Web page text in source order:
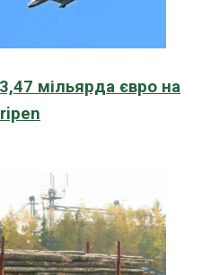
мільярда євро на